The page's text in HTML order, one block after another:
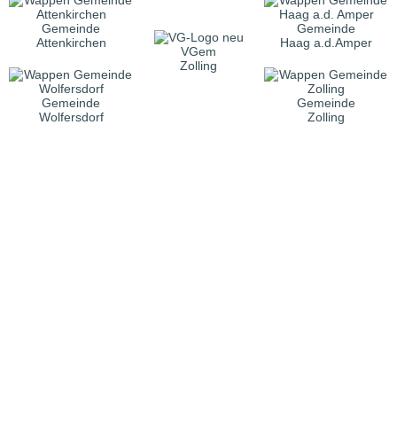
Gemeinde
Attenkirchen
VGem
Zolling
Gemeinde
Haag a.d.Amper
Gemeinde
Wolfersdorf
Gemeinde
Zolling